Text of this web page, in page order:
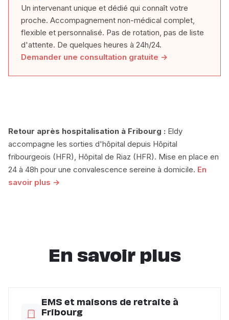
Un intervenant unique et dédié qui connaît votre
proche. Accompagnement non-médical complet,
flexible et personnalisé. Pas de rotation, pas de liste
d'attente. De quelques heures à 24h/24.
Demander une consultation gratuite →
Retour après hospitalisation à Fribourg : Eldy
accompagne les sorties d'hôpital depuis Hôpital
fribourgeois (HFR), Hôpital de Riaz (HFR). Mise en place en
24 à 48h pour une convalescence sereine à domicile. En
savoir plus →
En savoir plus
EMS et maisons de retraite à
Fribourg